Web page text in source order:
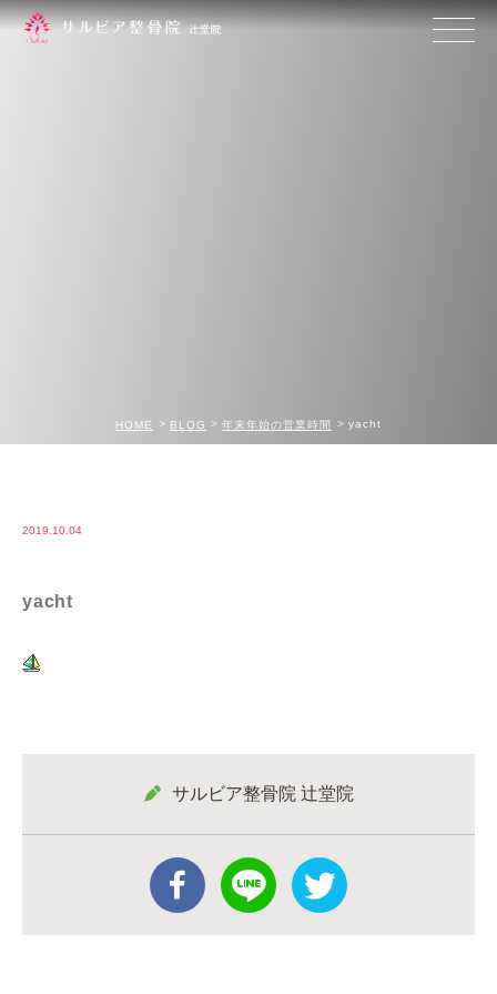
HOME BLOG 年末年始の営業時間 yacht
2019.10.04
yacht
サルビア整骨院 辻堂院